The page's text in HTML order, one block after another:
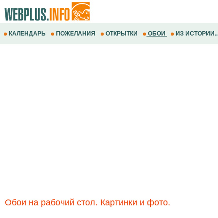
КАЛЕНДАРЬ ПОЖЕЛАНИЯ ОТКРЫТКИ ОБОИ ИЗ
Обои на рабочий стол. Картинки и фото.